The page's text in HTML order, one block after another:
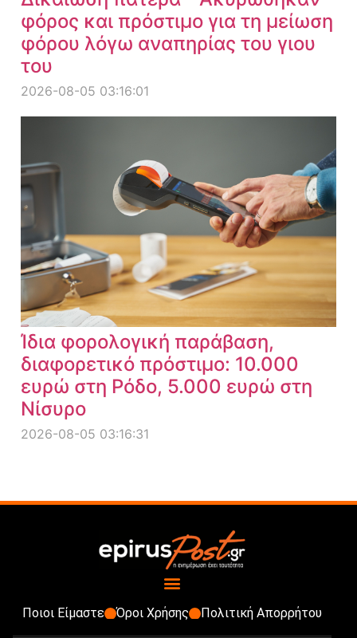
φόρος και πρόστιμο για τη μείωση
φόρου λόγω αναπηρίας του γιου
του
2026-08-05 03:16:01
Ίδια φορολογική παράβαση,
διαφορετικό πρόστιμο: 10.000
ευρώ στη Ρόδο, 5.000 ευρώ στη
Νίσυρο
2026-08-05 03:16:31
Ποιοι Είμαστε Όροι Χρήσης Πολιτική Απορρήτου